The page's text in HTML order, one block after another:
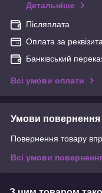
Детальніше
Післяплата
Оплата за
Банківський
Всі умови оплати
Умови повернення
Повернення товару
Всі умови